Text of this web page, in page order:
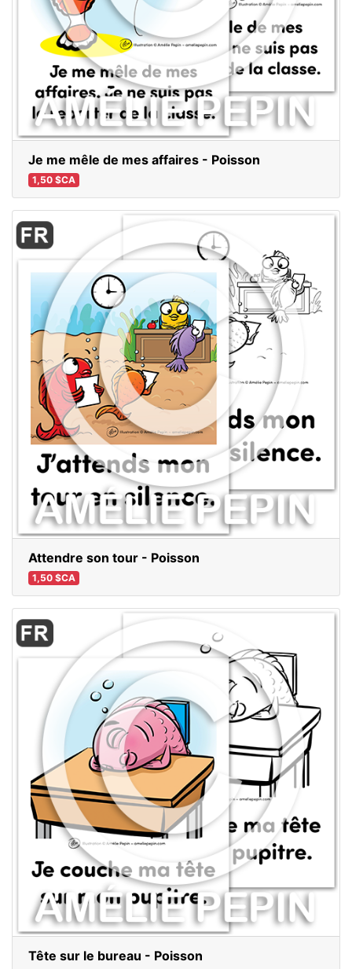
Je me mêle de mes affaires - Poisson
1,50 $CA
Attendre son tour - Poisson
1,50 $CA
Tête sur le bureau - Poisson